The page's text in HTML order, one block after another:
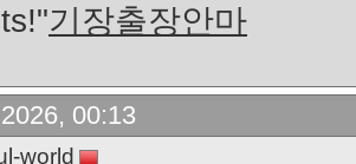
기장출장안마
00:13
world